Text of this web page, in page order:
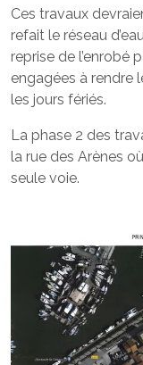
Ces travaux
refait le réseau
reprise de l’enrobé
engagées à rendre
les jours fériés.
La phase 2 des
la rue des Arènes
seule voie.